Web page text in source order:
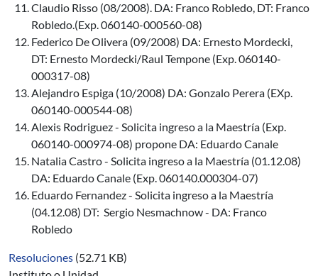
Claudio Risso (08/2008). DA: Franco Robledo, DT: Franco
Robledo.(Exp. 060140-000560-08)
Federico De Olivera (09/2008) DA: Ernesto Mordecki,
DT: Ernesto Mordecki/Raul Tempone (Exp. 060140-
000317-08)
Alejandro Espiga (10/2008) DA: Gonzalo Perera (EXp.
060140-000544-08)
Alexis Rodriguez - Solicita ingreso a la Maestría (Exp.
060140-000974-08) propone DA: Eduardo Canale
Natalia Castro - Solicita ingreso a la Maestría (01.12.08)
DA: Eduardo Canale (Exp. 060140.000304-07)
Eduardo Fernandez - Solicita ingreso a la Maestría
(04.12.08) DT: Sergio Nesmachnow - DA: Franco
Robledo
Resoluciones (52.71 KB)